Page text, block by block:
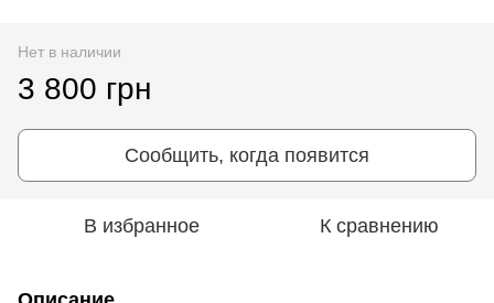
Нет в наличии
3 800 грн
Сообщить, когда появится
В избранное К сравнению